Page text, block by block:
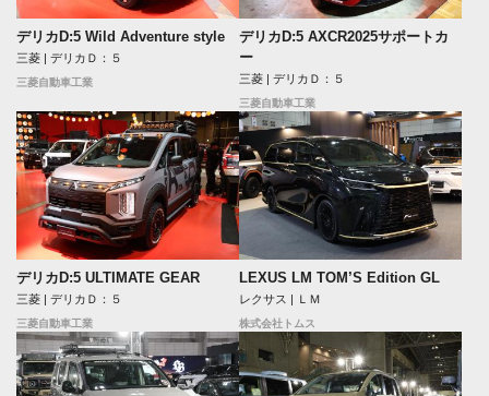
デリカD:5 Wild Adventure style
三菱 | デリカＤ：５
三菱自動車工業
デリカD:5 AXCR2025サポートカ
ー
三菱 | デリカＤ：５
三菱自動車工業
デリカD:5 ULTIMATE GEAR
三菱 | デリカＤ：５
三菱自動車工業
LEXUS LM TOM’S Edition GL
レクサス | ＬＭ
株式会社トムス